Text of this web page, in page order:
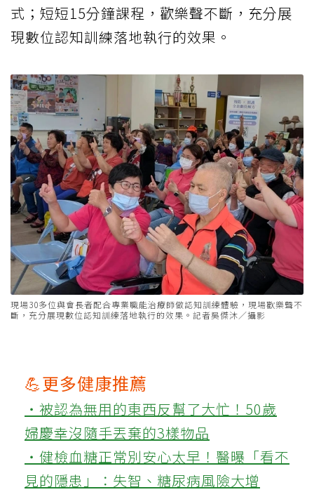
式；短短15分鐘課程，歡樂聲不斷，充分展
現數位認知訓練落地執行的效果。
現場30多位與會長者配合專業職能治療師做認知訓練體驗，現場歡樂聲不
斷，充分展現數位認知訓練落地執行的效果。記者吳傑沐／攝影
💪更多健康推薦
‧被認為無用的東西反幫了大忙！50歲
婦慶幸沒隨手丟棄的3樣物品
‧健檢血糖正常別安心太早！醫曝「看不
見的隱患」：失智、糖尿病風險大增